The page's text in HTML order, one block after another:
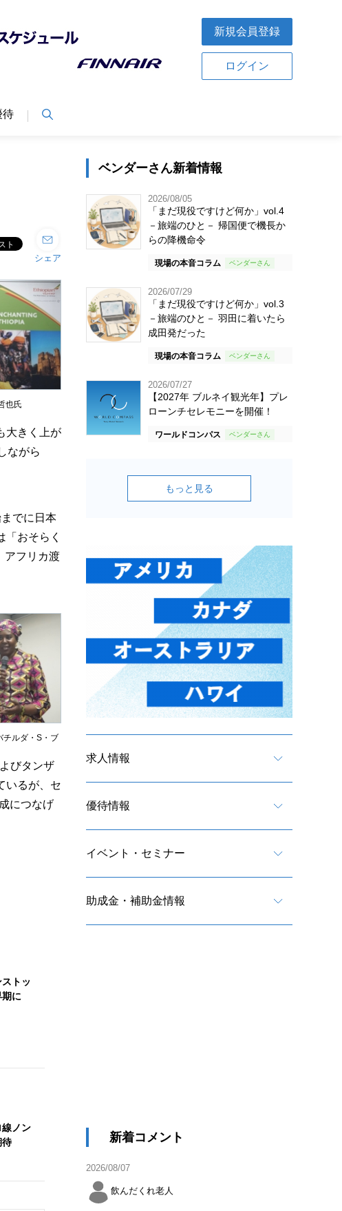
新規会員登録
ログイン
待
シェア
也氏
大きく上が
ながら
でに日本
おそらく
アフリカ渡
チルダ・S・ブ
びタンザ
いるが、セ
につなげ
トッ
に
ノン
待
ベンダーさん新着情報
2026/08/05
「まだ現役ですけど何か」vol.4
－旅端のひと－ 帰国便で機長か
らの降機命令
現場の本音コラム
2026/07/29
「まだ現役ですけど何か」vol.3
－旅端のひと－ 羽田に着いたら
成田発だった
現場の本音コラム
2026/07/27
【2027年 ブルネイ観光年】プレ
ローンチセレモニーを開催！
ワールドコンパス
もっと見る
求人情報
優待情報
イベント・セミナー
助成金・補助金情報
新着コメント
2026/08/07
飲んだくれ老人